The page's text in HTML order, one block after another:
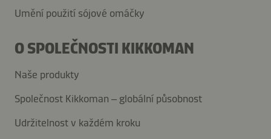
Umění použití sójové omáčky
O SPOLEČNOSTI KIKKOMAN
Naše produkty
Společnost Kikkoman – globální působnost
Udržitelnost v každém kroku